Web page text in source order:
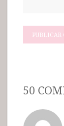
50